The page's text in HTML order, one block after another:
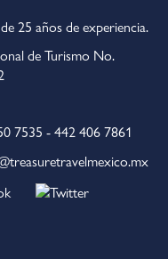
25 años de experiencia.
de Turismo No.
7535 - 442 406 7861